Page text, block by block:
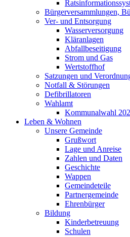
Bürgerversammlungen,
Ver- und Entsorgung
Wasserversorgung
Kläranlagen
Abfallbeseitigung
Strom und Gas
Wertstoffhof
Satzungen und
Notfall & Störungen
Defibrillatoren
Wahlamt
Kommunalwahl
Leben & Wohnen
Unsere Gemeinde
Grußwort
Lage und Anreise
Zahlen und Daten
Geschichte
Wappen
Gemeindeteile
Partnergemeinde
Ehrenbürger
Bildung
Kinderbetreuung
Schulen